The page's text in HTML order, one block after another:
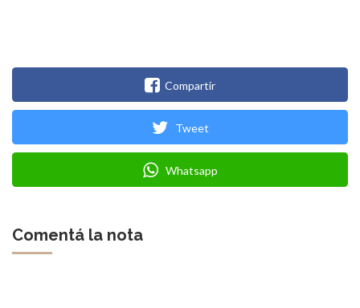
Compartir
Tweet
Whatsapp
Comentá la nota